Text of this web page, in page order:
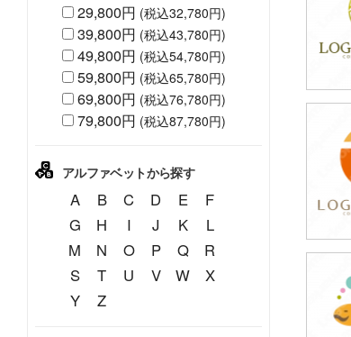
29,800円 (税込32,780円)
39,800円 (税込43,780円)
49,800円 (税込54,780円)
59,800円 (税込65,780円)
69,800円 (税込76,780円)
79,800円 (税込87,780円)
アルファベットから探す
A B C D E
F
G
H I J K
L
M
N O P Q
R
S
T U V W
X
Y
Z
(
(